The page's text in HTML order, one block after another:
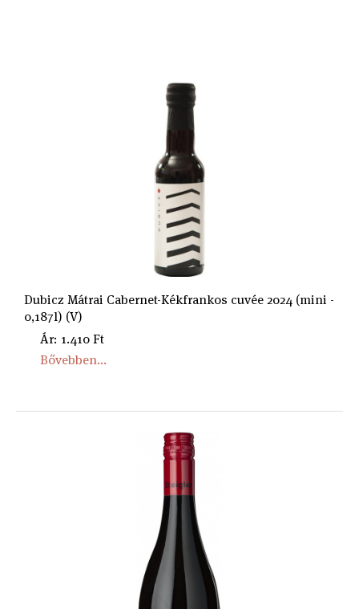
Dubicz Mátrai Cabernet-Kékfrankos cuvée 2024 (mini -
0,187l) (V)
Ár: 1.410 Ft
Bővebben...